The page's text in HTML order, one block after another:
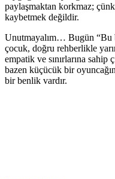
paylaşmaktan korkmaz;
kaybetmek değildir.
Unutmayalım… Bugün “Bu
çocuk, doğru rehberlikle
empatik ve sınırlarına
bazen küçücük bir
bir benlik vardır.